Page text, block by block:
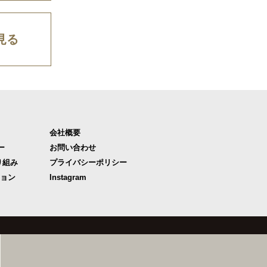
る
組み
ン
会社概要
お問い合わせ
プライバシーポリシー
Instagram